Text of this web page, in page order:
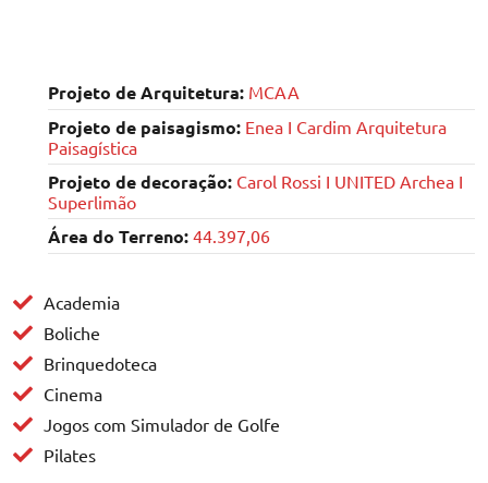
Projeto de Arquitetura: MCAA
Projeto de paisagismo: Enea I Cardim Arquitetura
Paisagística
Projeto de decoração: Carol Rossi I UNITED Archea I
Superlimão
Área do Terreno: 44.397,06
Academia
Boliche
Brinquedoteca
Cinema
Jogos com Simulador de Golfe
Pilates